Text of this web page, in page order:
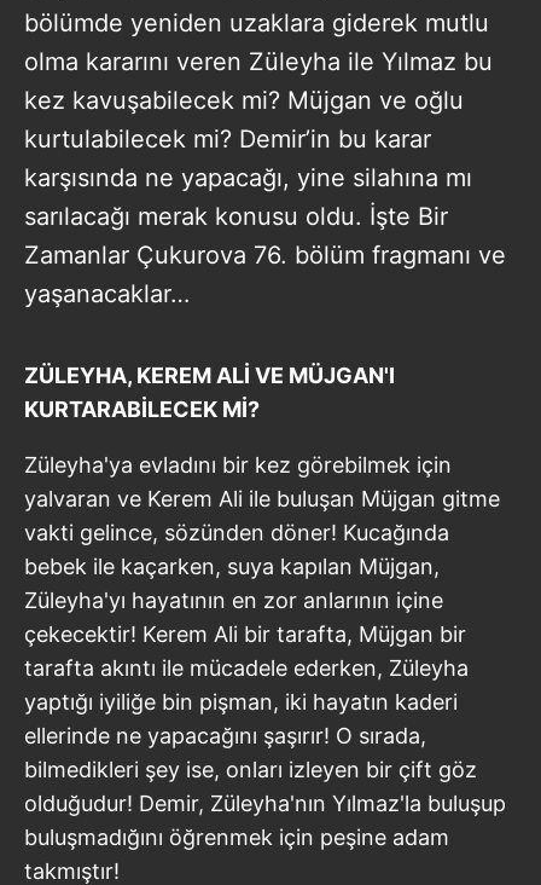
bölümde yeniden uzaklara giderek mutlu
olma kararını veren Züleyha ile Yılmaz bu
kez kavuşabilecek mi? Müjgan ve oğlu
kurtulabilecek mi? Demir’in bu karar
karşısında ne yapacağı, yine silahına mı
sarılacağı merak konusu oldu. İşte Bir
Zamanlar Çukurova 76. bölüm fragmanı ve
yaşanacaklar…
ZÜLEYHA, KEREM ALİ VE MÜJGAN'I
KURTARABİLECEK Mİ?
Züleyha'ya evladını bir kez görebilmek için
yalvaran ve Kerem Ali ile buluşan Müjgan gitme
vakti gelince, sözünden döner! Kucağında
bebek ile kaçarken, suya kapılan Müjgan,
Züleyha'yı hayatının en zor anlarının içine
çekecektir! Kerem Ali bir tarafta, Müjgan bir
tarafta akıntı ile mücadele ederken, Züleyha
yaptığı iyiliğe bin pişman, iki hayatın kaderi
ellerinde ne yapacağını şaşırır! O sırada,
bilmedikleri şey ise, onları izleyen bir çift göz
olduğudur! Demir, Züleyha'nın Yılmaz'la buluşup
buluşmadığını öğrenmek için peşine adam
takmıştır!